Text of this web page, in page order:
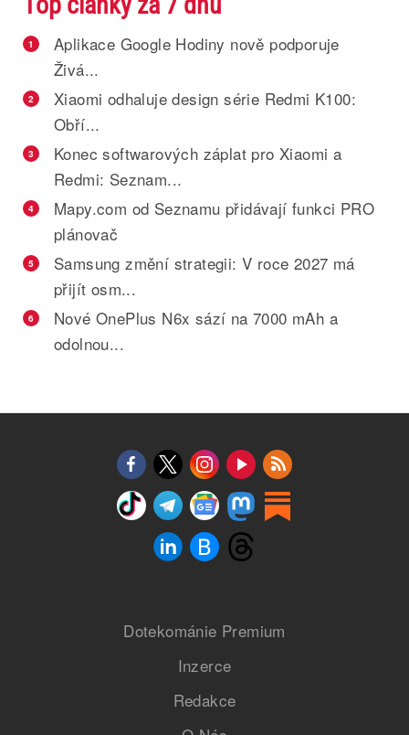
1
Aplikace Google Hodiny nově podporuje
Živá...
2
Xiaomi odhaluje design série Redmi K100:
Obří...
3
Konec softwarových záplat pro Xiaomi a
Redmi: Seznam...
4
Mapy.com od Seznamu přidávají funkci PRO
plánovač
5
Samsung změní strategii: V roce 2027 má
přijít osm...
6
Nové OnePlus N6x sází na 7000 mAh a
odolnou...
Dotekománie Premium
Inzerce
Redakce